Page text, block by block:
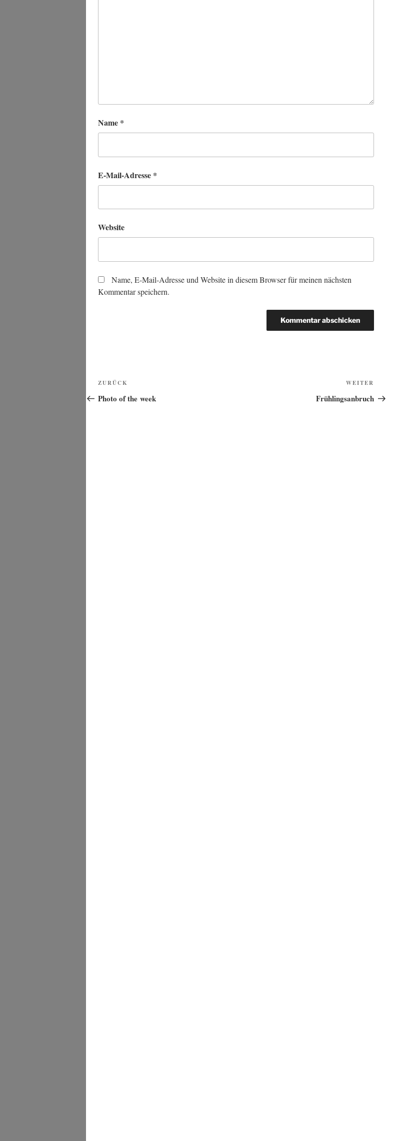
Name *
E-Mail-Adresse *
Website
Name, E-Mail-Adresse und Website in diesem Browser für meinen nächsten
Kommentar speichern.
Beitragsnavigation
Vorheriger
Beitrag
ZURÜCK
Photo of the week
Beitrag
WEITER
Frühlingsanbruch